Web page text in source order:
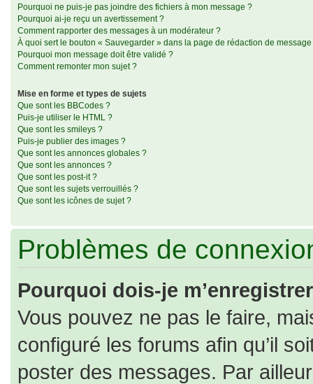
Pourquoi ne puis-je pas joindre des fichiers à mon message ?
Pourquoi ai-je reçu un avertissement ?
Comment rapporter des messages à un modérateur ?
À quoi sert le bouton « Sauvegarder » dans la page de rédaction de message
Pourquoi mon message doit être validé ?
Comment remonter mon sujet ?
Mise en forme et types de sujets
Que sont les BBCodes ?
Puis-je utiliser le HTML ?
Que sont les smileys ?
Puis-je publier des images ?
Que sont les annonces globales ?
Que sont les annonces ?
Que sont les post-it ?
Que sont les sujets verrouillés ?
Que sont les icônes de sujet ?
Problèmes de
Pourquoi dois-je
Vous pouvez ne pas le faire,
configuré les forums afin qu’il
poster des messages. Par